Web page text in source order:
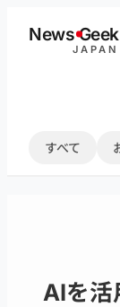
NewsGeek
JAPAN
すべて
AIを活